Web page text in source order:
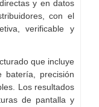
y en datos
con el
verificable y
que incluye
batería, precisión
Los resultados
de pantalla y